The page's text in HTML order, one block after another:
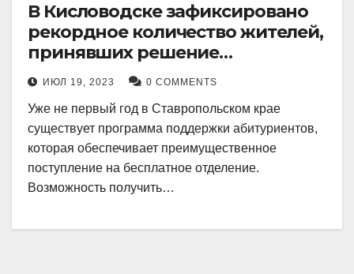
В Кисловодске зафиксировано
рекордное количество жителей,
принявших решение
воспользоваться
установленными мерами, с
целью поступления в
медицинский вуз в районе.
ИЮЛ 19, 2023 0 COMMENTS
Уже не первый год в Ставропольском крае
существует программа поддержки абитуриентов,
которая обеспечивает преимущественное
поступление на бесплатное отделение.
Возможность получить…